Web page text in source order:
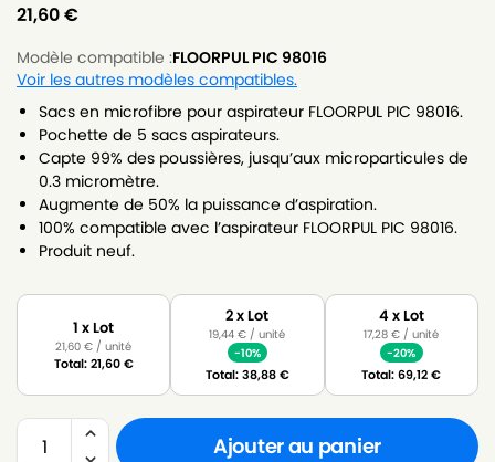
21,60€
Modèle compatible :FLOORPUL PIC 98016
Voir les autres modèles compatibles.
Sacs en microfibre pour aspirateur FLOORPUL PIC 98016.
Pochette de 5 sacs aspirateurs.
Capte 99% des poussières, jusqu’aux microparticules de
0.3 micromètre.
Augmente de 50% la puissance d’aspiration.
100% compatible avec l’aspirateur FLOORPUL PIC 98016.
Produit neuf.
1 x Lot
21,60€ / unité
Total:21,60€
2 x Lot
19,44€ / unité
-10%
Total:38,88€
4 x Lot
17,28€ / unité
-20%
Total:69,12€
Ajouter au panier